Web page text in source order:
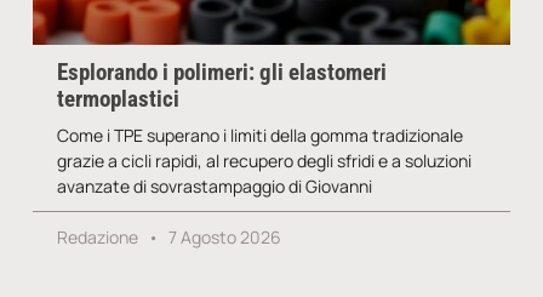
Esplorando i polimeri: gli elastomeri
termoplastici
Come i TPE superano i limiti della gomma tradizionale
grazie a cicli rapidi, al recupero degli sfridi e a soluzioni
avanzate di sovrastampaggio di Giovanni
Redazione 7 Agosto 2026